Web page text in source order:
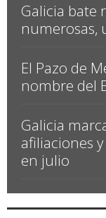
Galicia bate
numerosas,
El Pazo de
nombre del
Galicia
afiliaciones
en julio